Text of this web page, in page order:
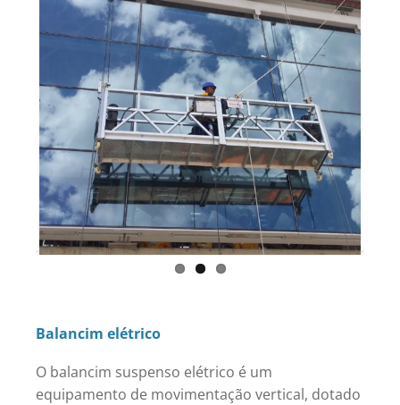
Balancim elétrico
O balancim suspenso elétrico é um
equipamento de movimentação vertical, dotado